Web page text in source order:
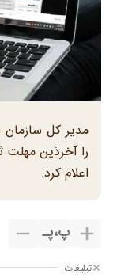
مدیر کل
را آخرذین مهلت
اعلام کرد.
پ،پـ
تبلیغات